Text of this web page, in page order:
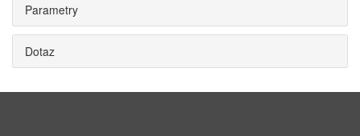
Parametry
Dotaz